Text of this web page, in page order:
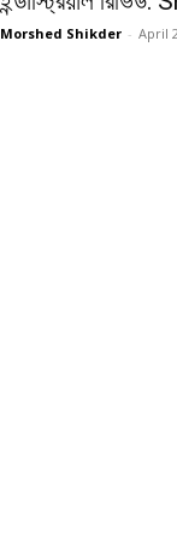
Morshed Shikder - April